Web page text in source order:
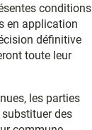
conditions
en application
définitive
toute leur
les parties
des